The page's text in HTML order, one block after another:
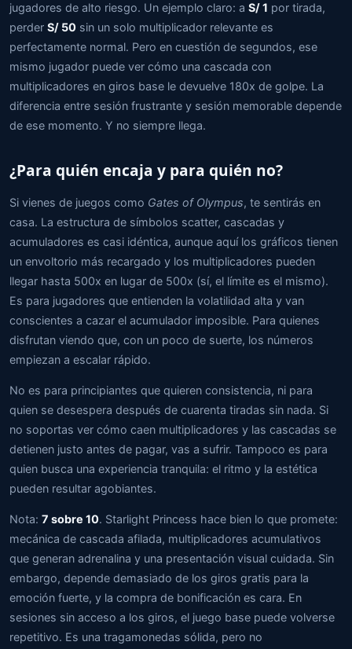
jugadores de alto riesgo. Un ejemplo claro: a S/ 1 por tirada,
perder S/ 50 sin un solo multiplicador relevante es
perfectamente normal. Pero en cuestión de segundos, ese
mismo jugador puede ver cómo una cascada con
multiplicadores en giros base le devuelve 180x de golpe. La
diferencia entre sesión frustrante y sesión memorable depende
de ese momento. Y no siempre llega.
¿Para quién encaja y para quién no?
Si vienes de juegos como Gates of Olympus, te sentirás en
casa. La estructura de símbolos scatter, cascadas y
acumuladores es casi idéntica, aunque aquí los gráficos tienen
un envoltorio más recargado y los multiplicadores pueden
llegar hasta 500x en lugar de 500x (sí, el límite es el mismo).
Es para jugadores que entienden la volatilidad alta y van
conscientes a cazar el acumulador imposible. Para quienes
disfrutan viendo que, con un poco de suerte, los números
empiezan a escalar rápido.
No es para principiantes que quieren consistencia, ni para
quien se desespera después de cuarenta tiradas sin nada. Si
no soportas ver cómo caen multiplicadores y las cascadas se
detienen justo antes de pagar, vas a sufrir. Tampoco es para
quien busca una experiencia tranquila: el ritmo y la estética
pueden resultar agobiantes.
Nota: 7 sobre 10. Starlight Princess hace bien lo que promete:
mecánica de cascada afilada, multiplicadores acumulativos
que generan adrenalina y una presentación visual cuidada. Sin
embargo, depende demasiado de los giros gratis para la
emoción fuerte, y la compra de bonificación es cara. En
sesiones sin acceso a los giros, el juego base puede volverse
repetitivo. Es una tragamonedas sólida, pero no